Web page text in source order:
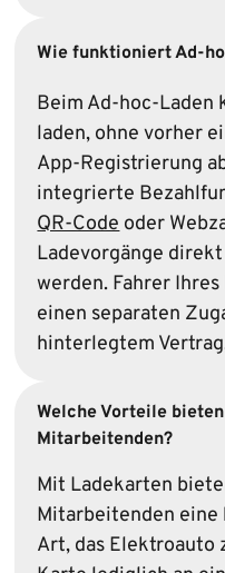
Wie funktioniert Ad-
Beim Ad-hoc-Laden
laden, ohne vorher
App-Registrierung
integrierte
QR-Codeoder
Ladevorgänge
werden. Fahrer
einen separaten
hinterlegtem
Welche Vorteile
Mitarbeitenden?
Mit Ladekarten
Mitarbeitenden eine
Art, das Elektroauto